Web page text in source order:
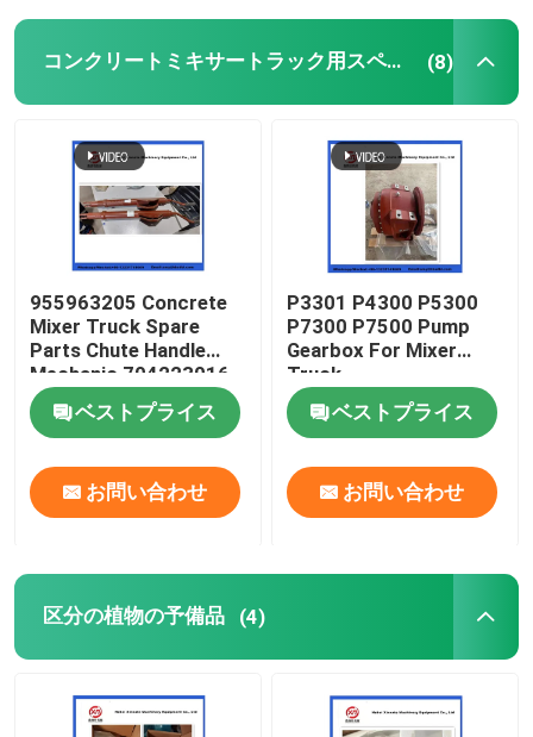
コンクリートミキサートラック用スペアパーツ (8)
955963205 Concrete
Mixer Truck Spare
Parts Chute Handle
Mechanic 704223016
ベストプライス
お問い合わせ
P3301 P4300 P5300
P7300 P7500 Pump
Gearbox For Mixer
Truck
ベストプライス
お問い合わせ
区分の植物の予備品 (4)